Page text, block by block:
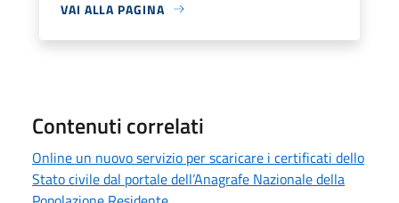
VAI ALLA PAGINA
Contenuti correlati
Online un nuovo servizio per scaricare i certificati dello
Stato civile dal portale dell’Anagrafe Nazionale della